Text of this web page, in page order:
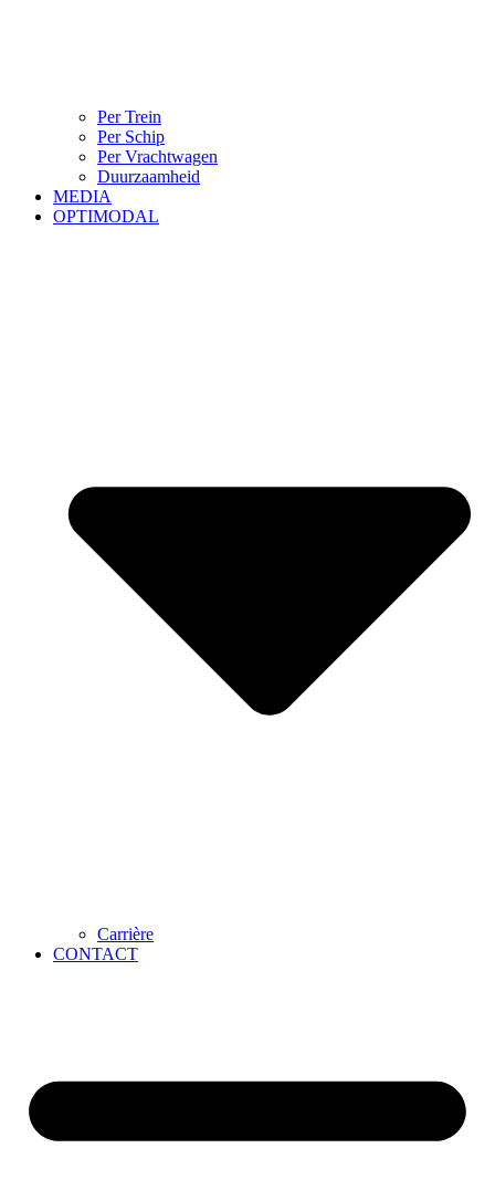
Per Trein
Per Schip
Per Vrachtwagen
Duurzaamheid
MEDIA
OPTIMODAL
Carrière
CONTACT